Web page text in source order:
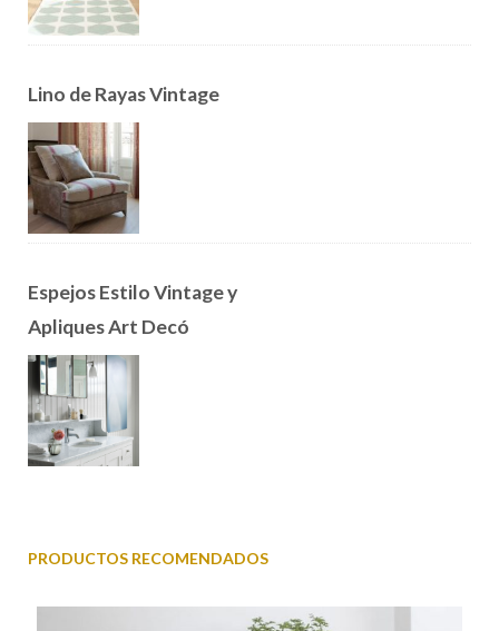
Lino de Rayas Vintage
Espejos Estilo Vintage y
Apliques Art Decó
PRODUCTOS RECOMENDADOS